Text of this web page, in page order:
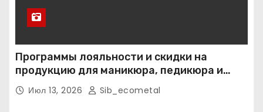
Программы лояльности и скидки на
продукцию для маникюра, педикюра и
наращивания ресниц
Июл 13, 2026 Sib_ecometal